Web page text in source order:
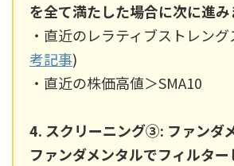
を全て満たした場合に次に進み
・直近のレラティブストレン
考記事)
・直近の株価高値＞SMA10
4. スクリーニング③: ファンダ
ファンダメンタルでフィルタ